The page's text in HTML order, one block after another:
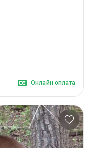
Онлайн оплата